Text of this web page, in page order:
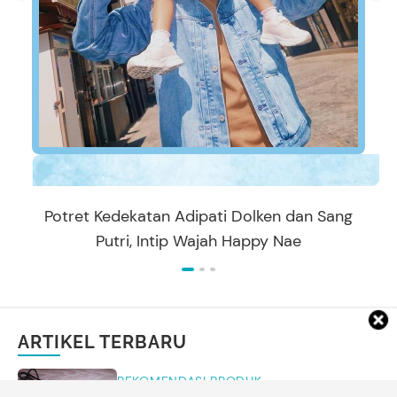
Potret Kedekatan Adipati Dolken dan Sang
Putri, Intip Wajah Happy Nae
ARTIKEL TERBARU
REKOMENDASI PRODUK